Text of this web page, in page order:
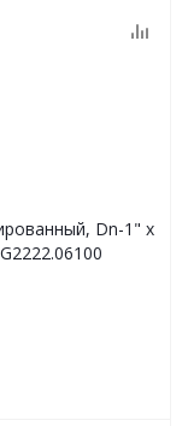
Dn-1" х